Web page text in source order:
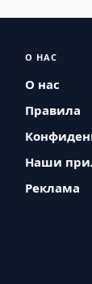
О НАС
О нас
Правила
Наши
Реклама